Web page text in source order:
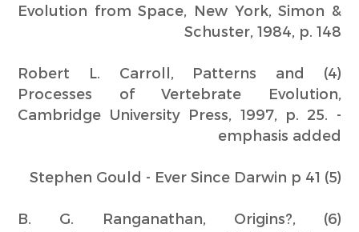
Evolution from Space, New York, Simon &
Schuster, 1984, p. 148
(4) Robert L. Carroll, Patterns and
Processes of Vertebrate Evolution,
Cambridge University Press, 1997, p. 25. -
emphasis added
(5) Stephen Gould - Ever Since Darwin p 41
(6) B. G. Ranganathan, Origins?,